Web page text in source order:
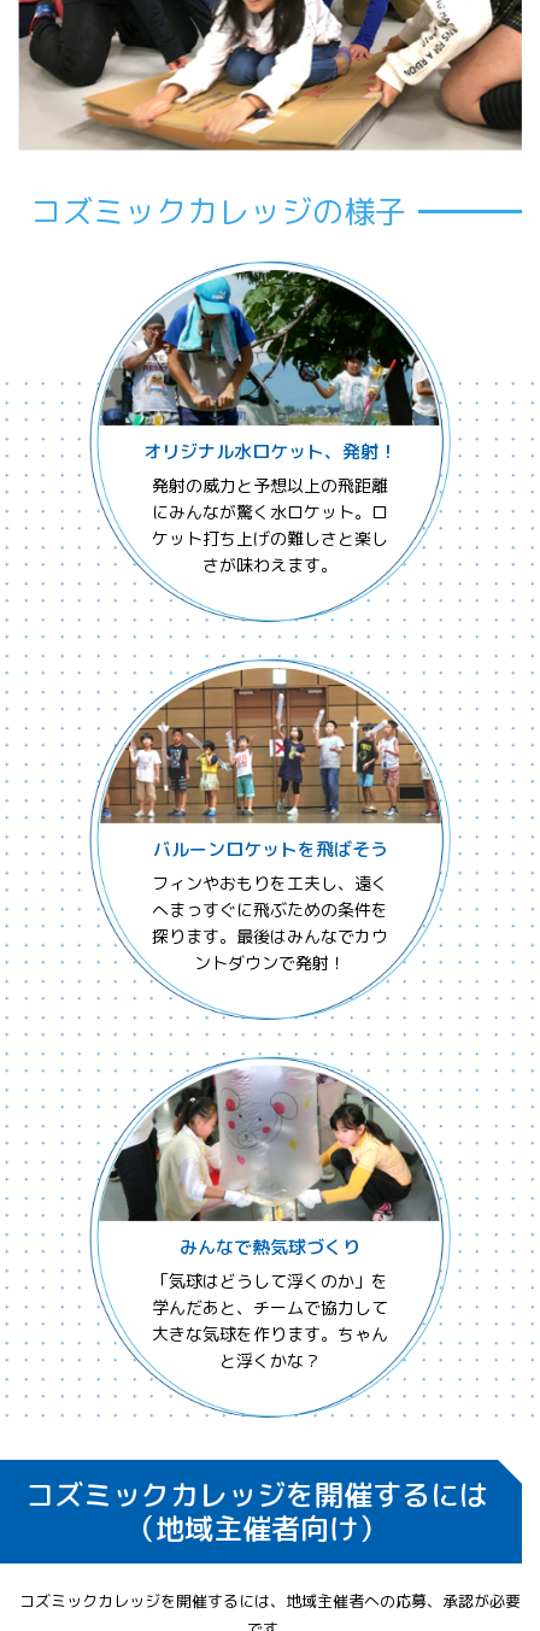
コズミックカレッジの様子
オリジナル水ロケット、発射！
発射の威力と予想以上の飛距離
にみんなが驚く水ロケット。ロ
ケット打ち上げの難しさと楽し
さが味わえます。
バルーンロケットを飛ばそう
フィンやおもりを工夫し、遠く
へまっすぐに飛ぶための条件を
探ります。最後はみんなでカウ
ントダウンで発射！
みんなで熱気球づくり
「気球はどうして浮くのか」を
学んだあと、チームで協力して
大きな気球を作ります。ちゃん
と浮くかな？
コズミックカレッジを開催するには
（地域主催者向け）
コズミックカレッジを開催するには、地域主催者への応募、承認が必要